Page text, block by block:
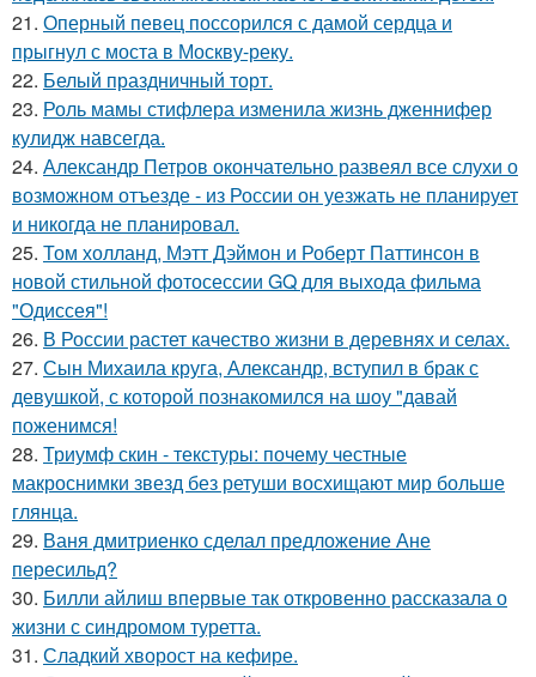
21. Оперный певец поссорился с дамой сердца и
прыгнул с моста в Москву-реку.
22. Белый праздничный торт.
23. Роль мамы стифлера изменила жизнь дженнифер
кулидж навсегда.
24. Александр Петров окончательно развеял все слухи о
возможном отъезде - из России он уезжать не планирует
и никогда не планировал.
25. Том холланд, Мэтт Дэймон и Роберт Паттинсон в
новой стильной фотосессии GQ для выхода фильма
"Одиссея"!
26. В России растет качество жизни в деревнях и селах.
27. Сын Михаила круга, Александр, вступил в брак с
девушкой, с которой познакомился на шоу "давай
поженимся!
28. Триумф скин - текстуры: почему честные
макроснимки звезд без ретуши восхищают мир больше
глянца.
29. Ваня дмитриенко сделал предложение Ане
пересильд?
30. Билли айлиш впервые так откровенно рассказала о
жизни с синдромом туретта.
31. Сладкий хворост на кефире.